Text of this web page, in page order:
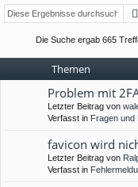
rif
Die Suche ergab 665
Themen
Problem mit
Letzter Beitrag von
Verfasst in Fragen und
favicon wird
Letzter Beitrag von
Verfasst in